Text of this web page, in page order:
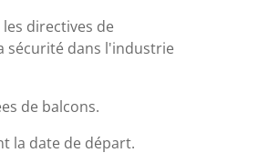
directives de
sécurité dans l'industrie
de balcons.
la date de départ.